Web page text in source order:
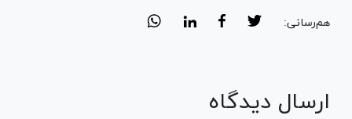
هم‌رسانی:
ارسال دیدگاه